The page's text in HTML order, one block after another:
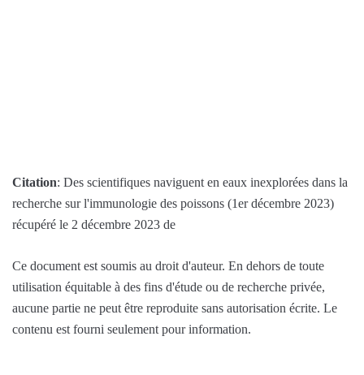
Citation: Des scientifiques naviguent en eaux inexplorées dans la
recherche sur l'immunologie des poissons (1er décembre 2023)
récupéré le 2 décembre 2023 de
Ce document est soumis au droit d'auteur. En dehors de toute
utilisation équitable à des fins d'étude ou de recherche privée,
aucune partie ne peut être reproduite sans autorisation écrite. Le
contenu est fourni seulement pour information.